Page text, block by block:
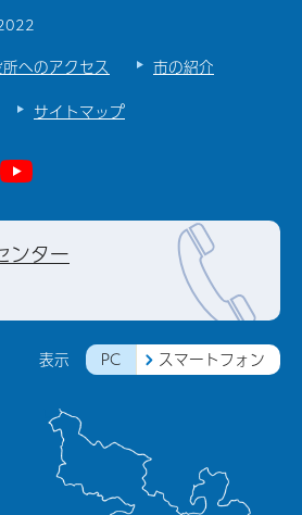
へのアクセス
市の紹介
サイトマップ
表示 PC スマートフォン
ンター